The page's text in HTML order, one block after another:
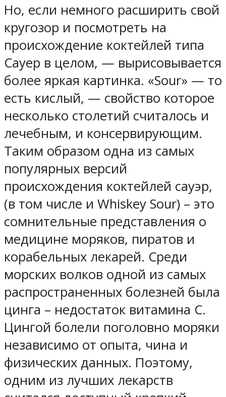
Но, если немного расширить свой
кругозор и посмотреть на
происхождение коктейлей типа
Сауер в целом, — вырисовывается
более яркая картинка. «Sour» — то
есть кислый, — свойство которое
несколько столетий считалось и
лечебным, и консервирующим.
Таким образом одна из самых
популярных версий
происхождения коктейлей сауэр,
(в том числе и Whiskey Sour) – это
сомнительные представления о
медицине моряков, пиратов и
корабельных лекарей. Среди
морских волков одной из самых
распространенных болезней была
цинга – недостаток витамина C.
Цингой болели поголовно моряки
независимо от опыта, чина и
физических данных. Поэтому,
одним из лучших лекарств